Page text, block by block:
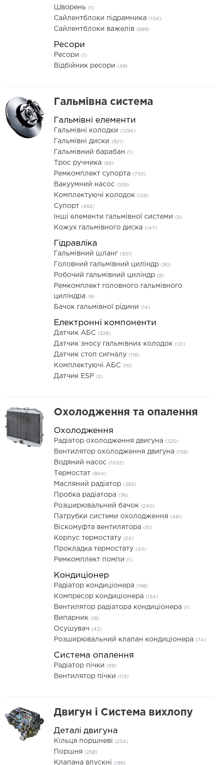
Шворень (1)
Сайлентблоки підрамника (104)
Сайлентблоки важелів (689)
Ресори
Ресори (1)
Відбійник ресори (49)
Гальмівна система
Гальмівні елементи
Гальмівні колодки (1294)
Гальмівні диски (921)
Гальмівний барабан (1)
Трос ручника (68)
Ремкомплект супорта (730)
Вакуумний насос (109)
Комплектуючі колодок (129)
Супорт (462)
Інші елементи гальмівної системи (5)
Кожух гальмівного диска (147)
Гідравліка
Гальмівний шланг (301)
Головний гальмівний циліндр (90)
Робочий гальмівний циліндр (8)
Ремкомплект головного гальмівного
циліндра (9)
Бачок гальмівної рідини (14)
Електронні компоненти
Датчик АБС (328)
Датчик зносу гальмівних колодок (121)
Датчик стоп сигналу (116)
Комплектуючі АБС (10)
Датчик ESP (2)
Охолодження та опалення
Охолодження
Радіатор охолодження двигуна (320)
Вентилятор охолодження двигуна (158)
Водяний насос (1032)
Термостат (804)
Масляний радіатор (382)
Пробка радіатора (36)
Розширювальний бачок (240)
Патрубки системи охолодження (461)
Віскомуфта вентилятора (51)
Корпус термостату (24)
Прокладка термостату (40)
Ремкомплект помпи (1)
Кондиціонер
Радіатор кондиціонера (166)
Компресор кондиціонера (154)
Вентилятор радіатора кондиціонера (1)
Випарник (18)
Осушувач (42)
Розширювальний клапан кондиціонера (74)
Система опалення
Радіатор пічки (59)
Вентилятор пічки (113)
Двигун і Система вихлопу
Деталі двигуна
Кільця поршневі (254)
Поршня (258)
Клапана впускні (186)